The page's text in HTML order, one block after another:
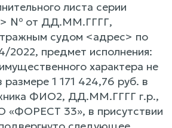
листа серии
№ от ДД.ММ.ГГГГ,
судом <адрес> по
предмет исполнения:
характера не
1 171 424,76 руб. в
ФИО2, ДД.ММ.ГГГГ г.р.,
«ФОРЕСТ 33», в присутствии